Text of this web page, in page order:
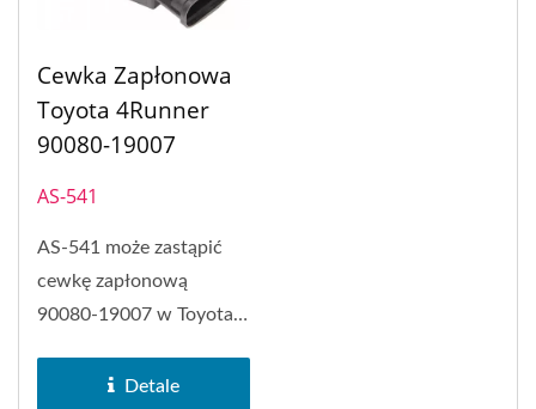
Cewka Zapłonowa
Toyota 4Runner
90080-19007
AS-541
AS-541 może zastąpić
cewkę zapłonową
90080-19007 w Toyota
Detale